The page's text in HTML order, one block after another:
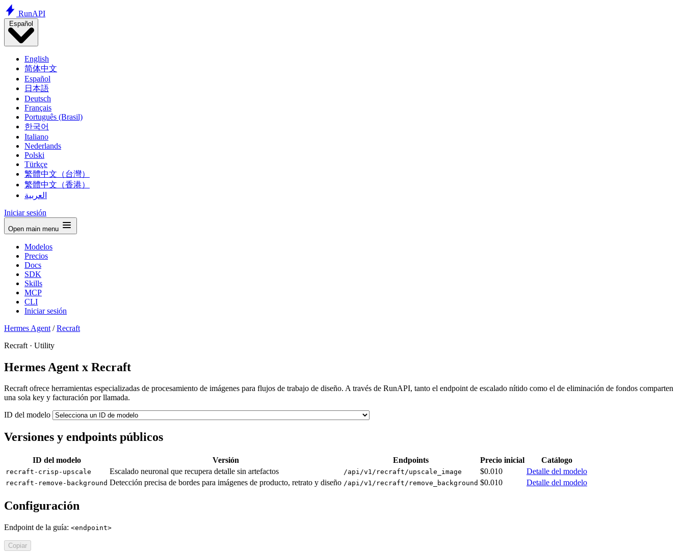
RunAPI
Español
English
简体中文
Español
日本語
Deutsch
Français
Português (Brasil)
한국어
Italiano
Nederlands
Polski
Türkçe
繁體中文（台灣）
繁體中文（香港）
العربية
Iniciar sesión
Open main menu
Modelos
Precios
Docs
SDK
Skills
MCP
CLI
Iniciar sesión
Hermes Agent /Recraft
Recraft · Utility
Hermes Agent x Recraft
Recraft ofrece herramientas especializadas de procesamiento de imágenes para flujos de trabajo de diseño. A través de RunAPI, tanto el endpoint de escalado nítido como el de eliminación de fondos comparten
una sola key y facturación por llamada.
ID del modelo
Versiones y endpoints públicos
ID del modelo Versión Endpoints Precio inicial Catálogo
recraft-crisp-upscale Escalado neuronal que recupera detalle sin artefactos /api/v1/recraft/upscale_image $0.010 Detalle del modelo
recraft-remove-background Detección precisa de bordes para imágenes de producto, retrato y diseño /api/v1/recraft/remove_background $0.010 Detalle del modelo
Configuración
Endpoint de la guía: <endpoint>
Copiar